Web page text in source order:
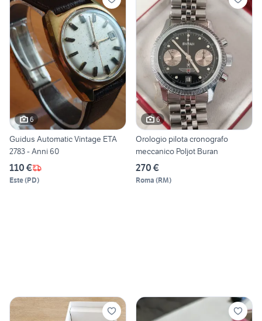
6
Guidus Automatic Vintage ETA
2783 - Anni 60
110 €
Este(PD)
6
Orologio pilota cronografo
meccanico Poljot Buran
270 €
Roma (RM)